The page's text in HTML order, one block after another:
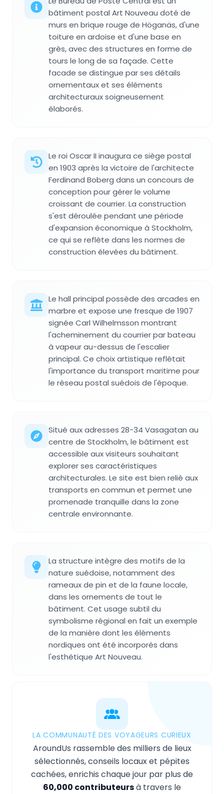
bâtiment postal Art Nouveau doté de
murs en brique rouge de Höganäs, d'une
toiture en ardoise et d'une base en
grès, avec des structures en forme de
tours le long de sa façade. Cette
facade se distingue par ses détails
ornementaux et ses éléments
architecturaux soigneusement
élaborés.
Le roi Oscar II inaugura ce siège postal
en 1903 après la victoire de l'architecte
Ferdinand Boberg dans un concours de
conception pour gérer le volume
croissant de courrier. La construction
s'est déroulée pendant une période
d'expansion économique à Stockholm,
ce qui se reflète dans les normes de
construction élevées du bâtiment.
Le hall principal possède des arcades en
marbre et expose une fresque de 1907
signée Carl Wilhelmsson montrant
l'acheminement du courrier par bateau
à vapeur au-dessus de l'escalier
principal. Ce choix artistique reflétait
l'importance du transport maritime pour
le réseau postal suédois de l'époque.
Situé aux adresses 28-34 Vasagatan au
centre de Stockholm, le bâtiment est
accessible aux visiteurs souhaitant
explorer ses caractéristiques
architecturales. Le site est bien relié aux
transports en commun et permet une
promenade tranquille dans la zone
centrale environnante.
La structure intègre des motifs de la
nature suédoise, notamment des
rameaux de pin et de la faune locale,
dans les ornements de tout le
bâtiment. Cet usage subtil du
symbolisme régional en fait un exemple
de la manière dont les éléments
nordiques ont été incorporés dans
l'esthétique Art Nouveau.
LA COMMUNAUTÉ DES VOYAGEURS CURIEUX
AroundUs rassemble des milliers de lieux
sélectionnés, conseils locaux et pépites
cachées, enrichis chaque jour par plus de
60,000 contributeursà travers le